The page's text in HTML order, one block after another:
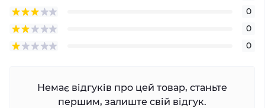
0
0
0
Немає відгуків про цей товар, станьте
першим, залиште свій відгук.